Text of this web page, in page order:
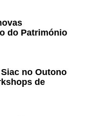
do Património
no Outono
de